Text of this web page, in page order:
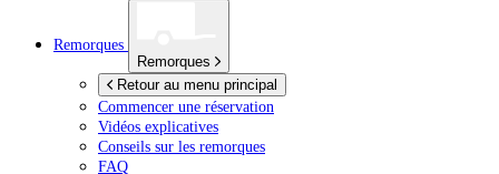
Remorques
Remorques
Retour au menu principal
Commencer une réservation
Vidéos explicatives
Conseils sur les remorques
FAQ